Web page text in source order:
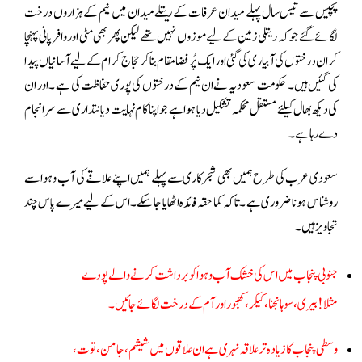
پچیس سےتیس سال پہلے میدان عرفات کے ریتلے میدان میں نیم کے ہزاروں درخت
لگائے گئے جو کہ ریتلی زمین کے لیے موزوں نہیں تھے لیکن پھر بھی مٹی اور وافر پانی پہنچا
کر ان درختوں کی آبیاری کی گئی اور ایک پُر فضا مقام بنا کر حجاج کرام کے لیے آسانیاں پیدا
کی گئیں ہیں۔ حکومت سعودیہ نےان نیم کے درختوں کی پوری حفاظت کی ہے ۔ اور ان
کی دیکھ بھال کیلئے مستقل محکمہ تشکیل دیا ہوا ہے جو اپنا کام نہایت دیانتداری سے سر انجام
دے رہا ہے ۔
سعودی عرب کی طرح ہمیں بھی شجرکاری سے پہلے ہمیں اپنے علاقے کی آب و ہوا سے
روشناس ہونا ضروری ہے ۔تاکہ کما حقہ فائدہ اٹھایا جا سکے۔اس کے لیے میرے پاس چند
تجاویز ہیں۔
جنوبی پنجاب میں اس کی خشک آب و ہوا کو برداشت کرنے والے پودے
مثلا! بیری، سوہانجنا، کیکر، کھجور اور آم کے درخت لگائے جائیں ۔
وسطی پنجاب کا زیادہ تر علاقہ نہری ہے ان علاقوں میں شیشم، جامن، توت،